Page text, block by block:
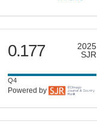
scimago
0.177
2025
SJR
Q4
Powered by